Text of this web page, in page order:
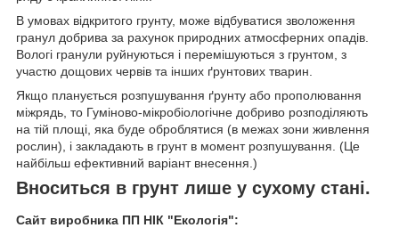
В умовах відкритого грунту, може відбуватися зволоження
гранул добрива за рахунок природних атмосферних опадів.
Вологі гранули руйнуються і перемішуються з грунтом, з
участю дощових червів та інших ґрунтових тварин.
Якщо планується розпушування ґрунту або прополювання
міжрядь, то Гуміново-мікробіологічне добриво розподіляють
на тій площі, яка буде оброблятися (в межах зони живлення
рослин), і закладають в грунт в момент розпушування. (Це
найбільш ефективний варіант внесення.)
Вноситься в грунт лише у сухому стані.
Сайт виробника ПП НІК "Екологія":